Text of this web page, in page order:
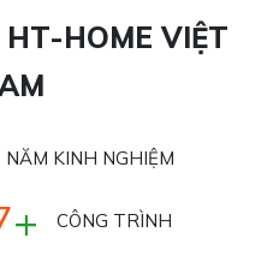
HT-HOME VIỆT
NĂM KINH NGHIỆM
+ CÔNG TRÌNH